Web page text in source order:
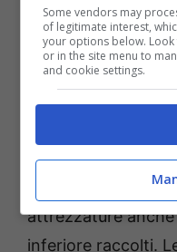
Come in qualsiasi
sconfiggere i
fornirà
quelle che un
sua build ideale. Il
entra in gioco per
attrezzature
inferiore raccolti.
Some vendors may
of legitimate interest,
your options below.
or in the site menu to
and cookie settings.